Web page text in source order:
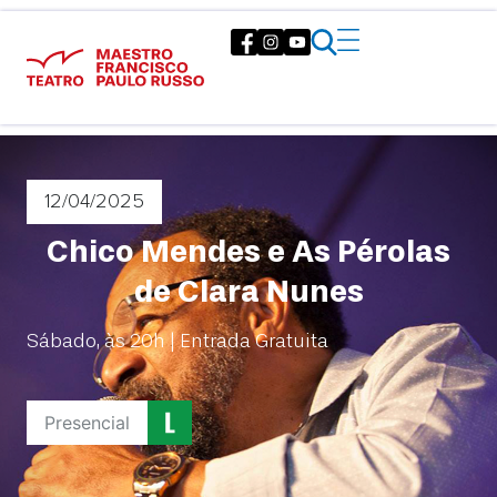
12/04/2025
Chico Mendes e As Pérolas
de Clara Nunes
Sábado, às 20h | Entrada Gratuita
Presencial